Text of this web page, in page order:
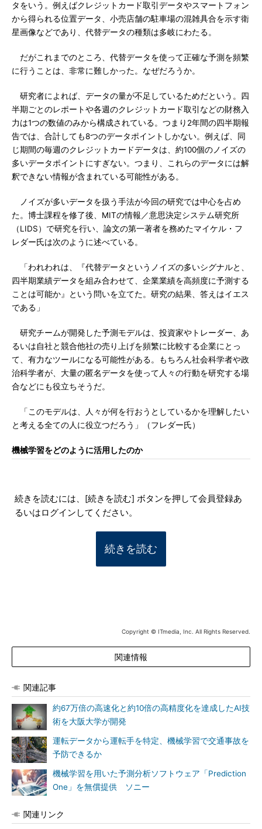
タをいう。例えばクレジットカード取引データやスマートフォン
から得られる位置データ、小売店舗の駐車場の混雑具合を示す衛
星画像などであり、代替データの種類は多岐にわたる。
だがこれまでのところ、代替データを使って正確な予測を頻繁
に行うことは、非常に難しかった。なぜだろうか。
研究者によれば、データの量が不足しているためだという。四
半期ごとのレポートや各週のクレジットカード取引などの財務入
力は1つの数値のみから構成されている。つまり2年間の四半期報
告では、合計しても8つのデータポイントしかない。例えば、同
じ期間の毎週のクレジットカードデータは、約100個のノイズの
多いデータポイントにすぎない。つまり、これらのデータには解
釈できない情報が含まれている可能性がある。
ノイズが多いデータを扱う手法が今回の研究では中心を占め
た。博士課程を修了後、MITの情報／意思決定システム研究所
（LIDS）で研究を行い、論文の第一著者を務めたマイケル・フ
レダー氏は次のように述べている。
「われわれは、『代替データというノイズの多いシグナルと、
四半期業績データを組み合わせて、企業業績を高頻度に予測する
ことは可能か』という問いを立てた。研究の結果、答えはイエス
である」
研究チームが開発した予測モデルは、投資家やトレーダー、あ
るいは自社と競合他社の売り上げを頻繁に比較する企業にとっ
て、有力なツールになる可能性がある。もちろん社会科学者や政
治科学者が、大量の匿名データを使って人々の行動を研究する場
合などにも役立ちそうだ。
「このモデルは、人々が何を行おうとしているかを理解したい
と考える全ての人に役立つだろう」（フレダー氏）
機械学習をどのように活用したのか
続きを読むには、[続きを読む] ボタンを押して会員登録あ
るいはログインしてください。
続きを読む
Copyright © ITmedia, Inc. All Rights Reserved.
関連情報
関連記事
約67万倍の高速化と約10倍の高精度化を達成したAI技
術を大阪大学が開発
運転データから運転手を特定、機械学習で交通事故を
予防できるか
機械学習を用いた予測分析ソフトウェア「Prediction
One」を無償提供 ソニー
関連リンク